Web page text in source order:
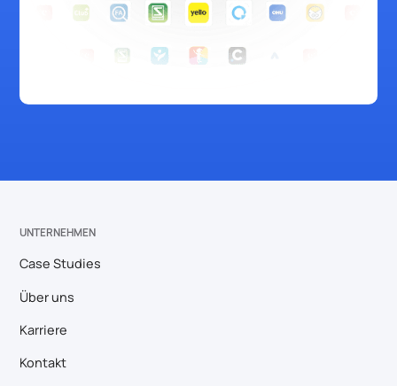
UNTERNEHMEN
Case Studies
Über uns
Karriere
Kontakt